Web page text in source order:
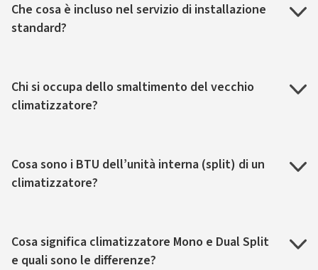
Che cosa è incluso nel servizio di installazione
standard?
Chi si occupa dello smaltimento del vecchio
climatizzatore?
Cosa sono i BTU dell’unità interna (split) di un
climatizzatore?
Cosa significa climatizzatore Mono e Dual Split
e quali sono le differenze?